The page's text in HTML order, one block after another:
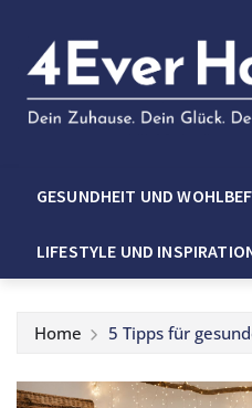
GESUNDHEIT UND
LIFESTYLE UND
Home 5 Tipps für